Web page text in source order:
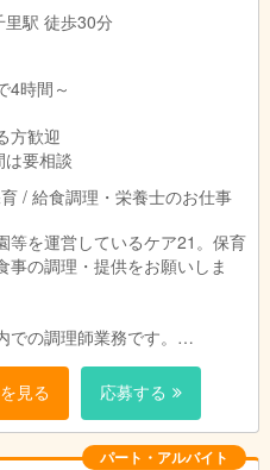
(同条件)
駅 徒歩30分
4時間～
方歓迎
は要相談
/ 給食調理・栄養士のお仕事
等を運営しているケア21。保育
事の調理・提供をお願いしま
の調理師業務です。
いします。
る事ができるので、ご意見
としてスキルアップも期待でき
見る 応募する
パート・アルバイト